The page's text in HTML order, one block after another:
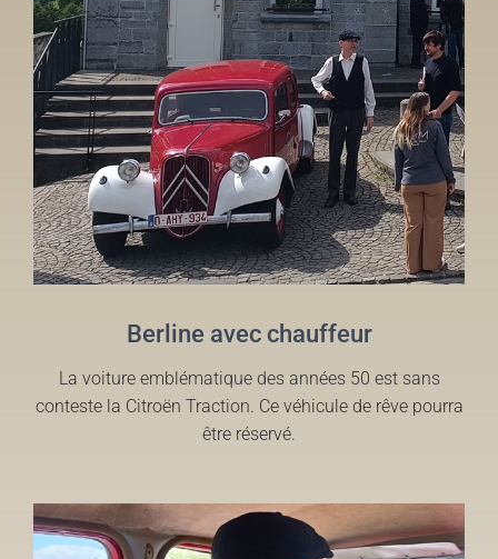
Berline avec chauffeur
La voiture emblématique des années 50 est sans
conteste la Citroën Traction. Ce véhicule de rêve pourra
être réservé.